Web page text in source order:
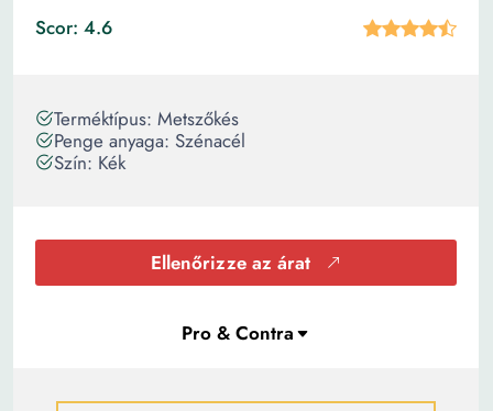
Scor: 4.6
Terméktípus: Metszőkés
Penge anyaga: Szénacél
Szín: Kék
Ellenőrizze az árat